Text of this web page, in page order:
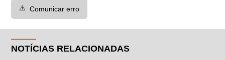
⚠️ Comunicar erro
NOTÍCIAS RELACIONADAS